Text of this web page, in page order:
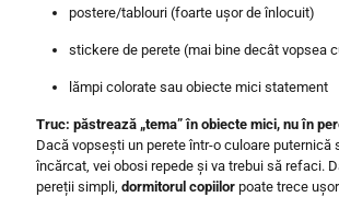
postere/tablouri (foarte ușor de înlocuit)
stickere de perete (mai bine decât vopsea
lămpi colorate sau obiecte mici statement
Truc: păstrează „tema” în obiecte mici, nu în
Dacă vopsești un perete într-o culoare puternică
încărcat, vei obosi repede și va trebui să refaci.
pereții simpli, dormitorul copiilor poate trece